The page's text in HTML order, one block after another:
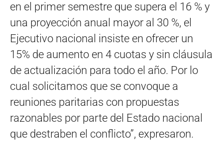
en el primer semestre que supera el 16 % y
una proyección anual mayor al 30 %, el
Ejecutivo nacional insiste en ofrecer un
15% de aumento en 4 cuotas y sin cláusula
de actualización para todo el año. Por lo
cual solicitamos que se convoque a
reuniones paritarias con propuestas
razonables por parte del Estado nacional
que destraben el conflicto”, expresaron.